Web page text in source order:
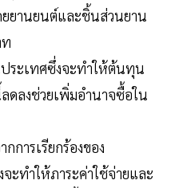
ยานยนต์และชิ้นส่วนยาน
ระเทศซึ่งจะทำให้ต้นทุน
ดลงช่วยเพิ่มอำนาจซื้อใน
การเรียกร้องของ
ะทำให้ภาระค่าใช้จ่ายและ